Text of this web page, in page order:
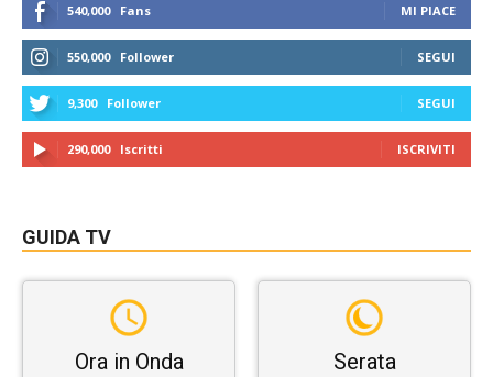
540,000 Fans MI PIACE
550,000 Follower SEGUI
9,300 Follower SEGUI
290,000 Iscritti ISCRIVITI
GUIDA TV
Ora in Onda Serata